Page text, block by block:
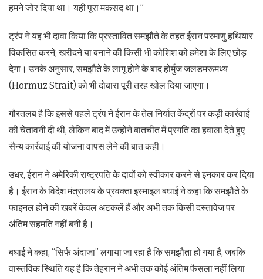
हमने जोर दिया था। यही पूरा मकसद था।”
ट्रंप ने यह भी दावा किया कि प्रस्तावित समझौते के तहत ईरान परमाणु हथियार
विकसित करने, खरीदने या बनाने की किसी भी कोशिश को हमेशा के लिए छोड़
देगा। उनके अनुसार, समझौते के लागू होने के बाद होर्मुज जलडमरूमध्य
(Hormuz Strait) को भी दोबारा पूरी तरह खोल दिया जाएगा।
गौरतलब है कि इससे पहले ट्रंप ने ईरान के तेल निर्यात केंद्रों पर कड़ी कार्रवाई
की चेतावनी दी थी, लेकिन बाद में उन्होंने बातचीत में प्रगति का हवाला देते हुए
सैन्य कार्रवाई की योजना वापस लेने की बात कही।
उधर, ईरान ने अमेरिकी राष्ट्रपति के दावों को स्वीकार करने से इनकार कर दिया
है। ईरान के विदेश मंत्रालय के प्रवक्ता इस्माइल बघाई ने कहा कि समझौते के
फाइनल होने की खबरें केवल अटकलें हैं और अभी तक किसी दस्तावेज पर
अंतिम सहमति नहीं बनी है।
बघाई ने कहा, “सिर्फ अंदाजा” लगाया जा रहा है कि समझौता हो गया है, जबकि
वास्तविक स्थिति यह है कि तेहरान ने अभी तक कोई अंतिम फैसला नहीं लिया